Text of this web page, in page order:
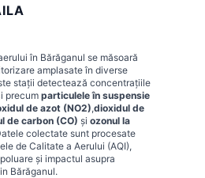
în Bărăganul se măsoară
amplasate în diverse
stații detectează concentrațiile
precum particulele în suspensie
de azot (NO2),dioxidul de
de carbon (CO) și ozonul la
colectate sunt procesate
de Calitate a Aerului (AQI),
și impactul asupra
Bărăganul.